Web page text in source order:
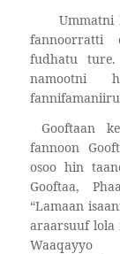
Ummatni
fannoorratti
fudhatu
namootni
Gooftaan
fannoon
osoo hin
Gooftaa,
“Lamaan
araarsuuf lola